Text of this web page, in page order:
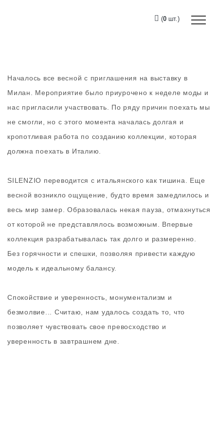
(0 шт.)
Началось все весной с приглашения на выставку в
Милан. Мероприятие было приурочено к неделе моды и
нас пригласили участвовать. По ряду причин поехать мы
не смогли, но с этого момента началась долгая и
кропотливая работа по созданию коллекции, которая
должна поехать в Италию.
SILENZIO переводится с итальянского как тишина. Еще
весной возникло ощущение, будто время замедлилось и
весь мир замер. Образовалась некая пауза, отмахнуться
от которой не представлялось возможным. Впервые
коллекция разрабатывалась так долго и размеренно.
Без горячности и спешки, позволяя привести каждую
модель к идеальному балансу.
Спокойствие и уверенность, монументализм и
безмолвие... Считаю, нам удалось создать то, что
позволяет чувствовать свое превосходство и
уверенность в завтрашнем дне.